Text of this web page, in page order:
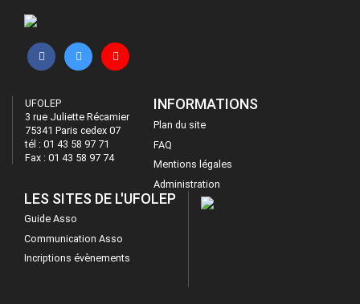
UFOLEP
3 rue Juliette Récamier
75341 Paris cedex 07
tél : 01 43 58 97 71
Fax : 01 43 58 97 74
INFORMATIONS
Plan du site
FAQ
Mentions légales
Administration
LES SITES DE L'UFOLEP
Guide Asso
Communication Asso
Incriptions évènements